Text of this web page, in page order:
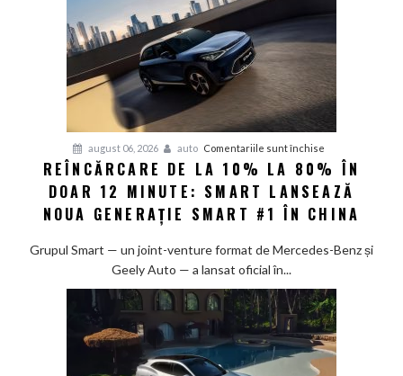
august 06, 2026 auto Comentariile sunt închise
Reîncărcare
de
la
la
doar
12
minute:
REÎNCĂRCARE DE LA 10% LA 80% ÎN
DOAR 12 MINUTE: SMART LANSEAZĂ
NOUA GENERAȚIE SMART #1 ÎN CHINA
Grupul Smart — un joint-venture format de Mercedes-Benz și
Geely Auto — a lansat oficial în...